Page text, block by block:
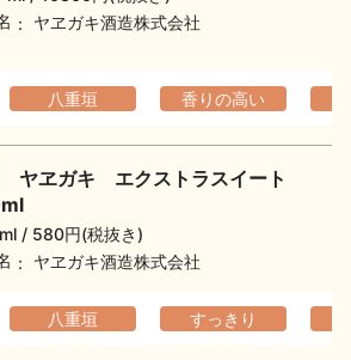
ヤヱガキ酒造株式会社
八重垣 香りの高い
ヤヱガキ エクストラスイート
580円(税抜き)
ヤヱガキ酒造株式会社
八重垣 すっきり